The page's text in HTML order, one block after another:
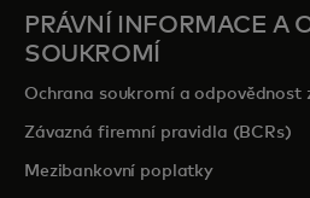
PRÁVNÍ INFORMACE A
SOUKROMÍ
Ochrana soukromí a odpovědnost
Závazná firemní pravidla (BCRs)
Mezibankovní poplatky